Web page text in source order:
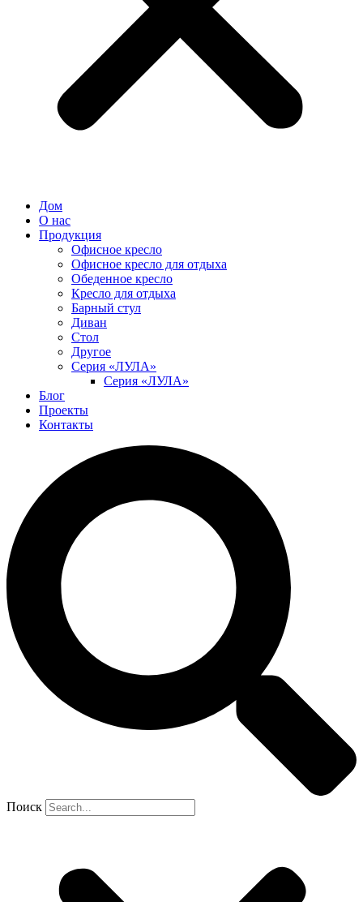
Дом
О нас
Продукция
Офисное кресло
Офисное кресло для отдыха
Обеденное кресло
Кресло для отдыха
Барный стул
Диван
Стол
Другое
Серия «ЛУЛА»
Серия «ЛУЛА»
Блог
Проекты
Контакты
Поиск